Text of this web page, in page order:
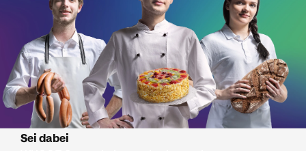
Sei dabei